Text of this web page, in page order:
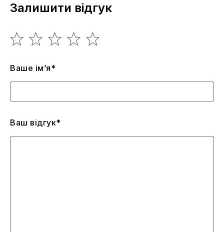
Залишити відгук
Ваше ім’я*
Ваш відгук*